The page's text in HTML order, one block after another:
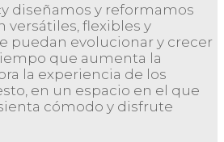
diseñamos y reformamos
versátiles, flexibles y
puedan evolucionar y crecer
que aumenta la
la experiencia de los
en un espacio en el que
cómodo y disfrute